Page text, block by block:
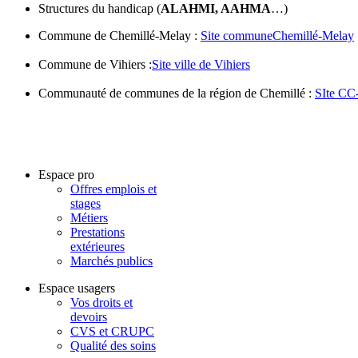
Structures du handicap (ALAHMI, AAHMA…)
Commune de Chemillé-Melay : Site communeChemillé-Melay
Commune de Vihiers :Site ville de Vihiers
Communauté de communes de la région de Chemillé : SIte
Espace pro
Offres emplois et
stages
Métiers
Prestations
extérieures
Marchés publics
Espace usagers
Vos droits et
devoirs
CVS et CRUPC
Qualité des soins